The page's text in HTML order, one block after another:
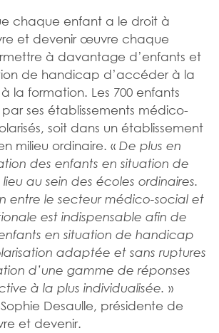
chaque enfant a le droit à
et devenir œuvre chaque
à davantage d’enfants et
de handicap d’accéder à la
la formation. Les 700 enfants
ses établissements médico-
soit dans un établissement
milieu ordinaire. « De plus en
des enfants en situation de
au sein des écoles ordinaires.
entre le secteur médico-social et
est indispensable afin de
en situation de handicap
adaptée et sans ruptures
d’une gamme de réponses
à la plus individualisée. »
Desaulle, présidente de
et devenir.